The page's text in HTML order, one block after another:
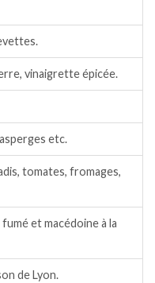
vinaigrette épicée.
etc.
tomates, fromages,
et macédoine à la
de Lyon.